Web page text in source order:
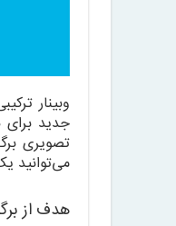
وبینار
جدید برای
تصویری
می‌توانید
هدف از